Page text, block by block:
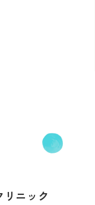
ニック